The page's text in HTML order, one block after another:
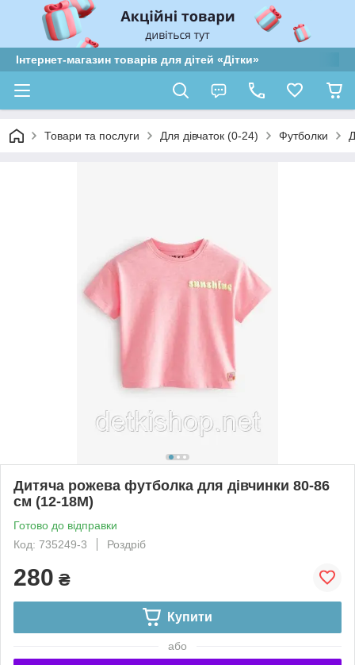
Інтернет-магазин товарів для дітей «Дітки»
Товари та послуги Для дівчаток (0-24) Футболки
Дитяча рожева футболка для дівчинки 80-86
см (12-18M)
Готово до відправки
Код: 735249-3
Роздріб
280 ₴
Купити
або